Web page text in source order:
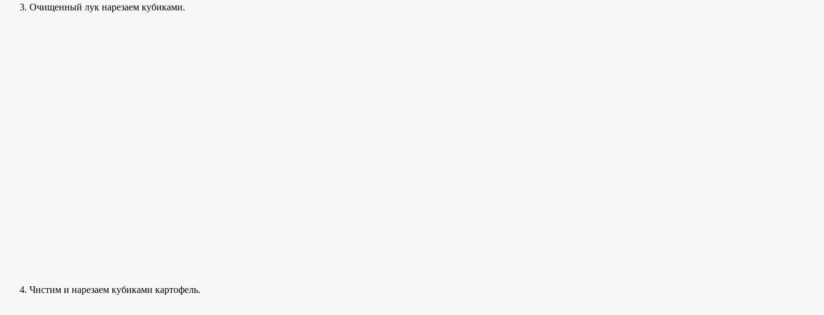
Очищенный лук нарезаем кубиками.
Чистим и нарезаем кубиками картофель.